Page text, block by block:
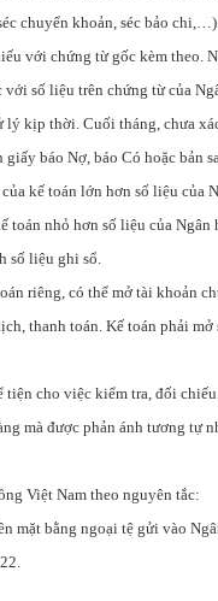
chuyển khoản, séc bảo chi,…).
với chứng từ gốc kèm theo.
số liệu trên chứng từ của
lý kịp thời. Cuối tháng, chưa
báo Nợ, báo Có hoặc bản
kế toán lớn hơn số liệu của
toán nhỏ hơn số liệu của Ngân
số liệu ghi sổ.
riêng, có thể mở tài khoản
thanh toán. Kế toán phải
cho việc kiểm tra, đối chiếu.
mà được phản ánh tương tự
Việt Nam theo nguyên tắc:
mặt bằng ngoại tệ gửi vào